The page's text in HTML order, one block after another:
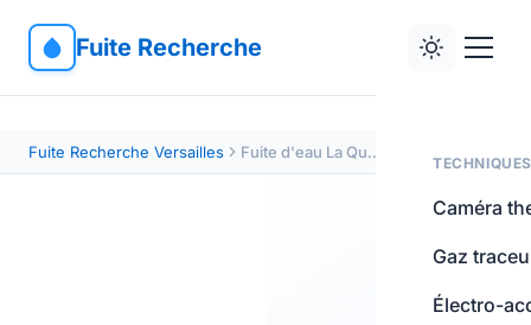
Fuite Recherche
TECHNIQUES
Caméra
Gaz
Électro-
Fuite Recherche Versailles Fuite d'eau La Queue-les-Yvelines 78940 — sans démolition